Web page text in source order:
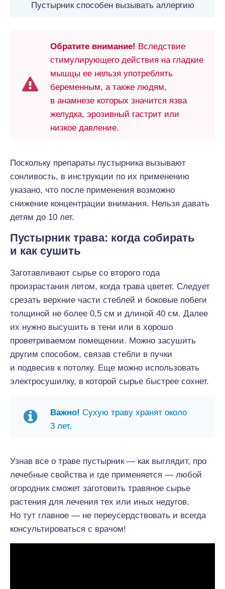
Пустырник способен вызывать аллергию
Обратите внимание! Вследствие
стимулирующего действия на гладкие
мышцы ее нельзя употреблять
беременным, а также людям,
в анамнезе которых значится язва
желудка, эрозивный гастрит или
низкое давление.
Поскольку препараты пустырника вызывают
сонливость, в инструкции по их применению
указано, что после применения возможно
снижение концентрации внимания. Нельзя давать
детям до 10 лет.
Пустырник трава: когда собирать
и как сушить
Заготавливают сырье со второго года
произрастания летом, когда трава цветет. Следует
срезать верхние части стеблей и боковые побеги
толщиной не более 0,5 см и длиной 40 см. Далее
их нужно высушить в тени или в хорошо
проветриваемом помещении. Можно засушить
другим способом, связав стебли в пучки
и подвесив к потолку. Еще можно использовать
электросушилку, в которой сырье быстрее сохнет.
Важно! Сухую траву хранят около
3 лет.
Узнав все о траве пустырник — как выглядит, про
лечебные свойства и где применяется — любой
огородник сможет заготовить травяное сырье
растения для лечения тех или иных недугов.
Но тут главное — не переусердствовать и всегда
консультироваться с врачом!